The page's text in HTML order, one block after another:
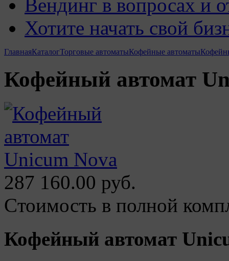
Вендинг в вопросах и
Хотите начать свой
ГлавнаяКаталогТорговые автоматыКофейные автоматы
Кофейный автомат
287 160.00 руб.
Cтоимость в полной
Кофейный автомат